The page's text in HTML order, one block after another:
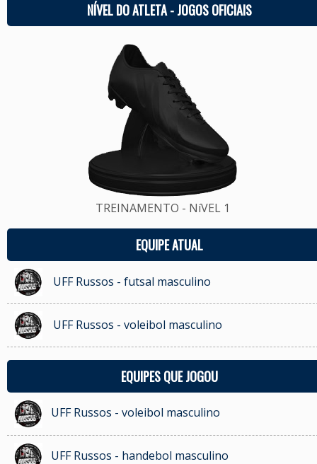
NÍVEL DO ATLETA - JOGOS OFICIAIS
TREINAMENTO - NíVEL 1
EQUIPE ATUAL
UFF Russos - futsal masculino
UFF Russos - voleibol masculino
EQUIPES QUE JOGOU
UFF Russos - voleibol masculino
UFF Russos - handebol masculino